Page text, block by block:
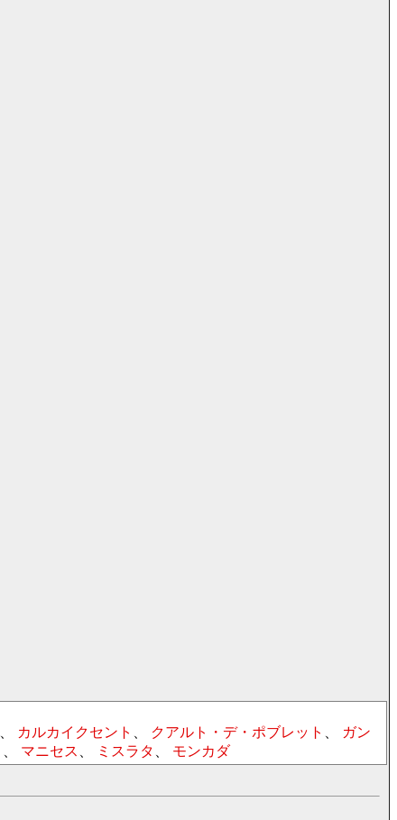
、 カルカイクセント 、 クアルト・デ・ポブレット 、
ガン
、 マニセス 、 ミスラタ 、 モンカダ